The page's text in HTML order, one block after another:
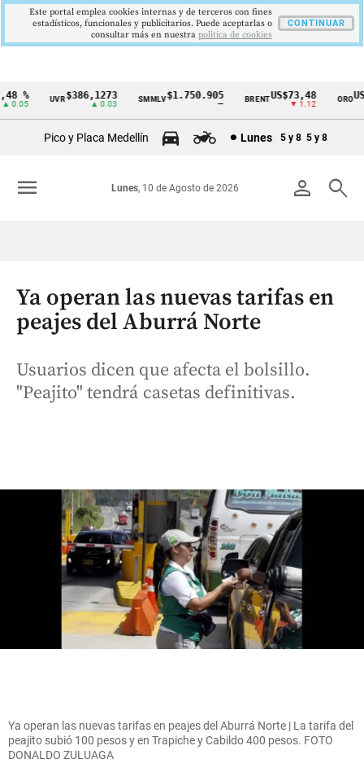
Cintillo
Colombia
% UVR$386,1273
▲ 0.03
SMMLV$1.750.905 BRENTUS$73,48
▼ 1.12
ORO
Pico y Placa Medellín Lunes 5 y 8 5 y 8
person search
Lunes, 10 de Agosto de 2026
menu
Ya operan las nuevas tarifas en
peajes del Aburrá Norte
Usuarios dicen que afecta el bolsillo.
"Peajito" tendrá casetas definitivas.
Ya operan las nuevas tarifas en peajes del Aburrá Norte | La tarifa del
peajito subió 100 pesos y en Trapiche y Cabildo 400 pesos. FOTO
DONALDO ZULUAGA
Este portal emplea cookies internas y de terceros con fines
estadísticos, funcionales y publicitarios. Puede aceptarlas o
consultar más en nuestra politica de cookies
CONTINUAR